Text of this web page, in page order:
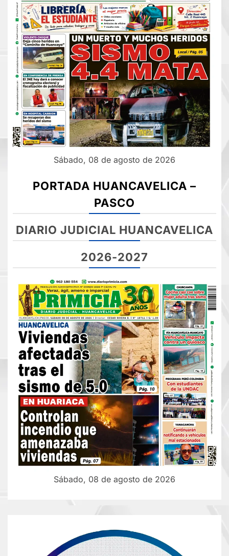
Sábado, 08 de agosto de 2026
PORTADA HUANCAVELICA –
PASCO
DIARIO JUDICIAL HUANCAVELICA
2026-2027
Sábado, 08 de agosto de 2026